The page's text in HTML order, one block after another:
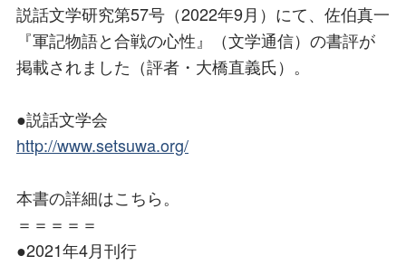
説話文学研究第57号（2022年9月）にて、佐伯真一
『軍記物語と合戦の心性』（文学通信）の書評が
掲載されました（評者・大橋直義氏）。
●説話文学会
http://www.setsuwa.org/
本書の詳細はこちら。
＝＝＝＝＝
●2021年4月刊行